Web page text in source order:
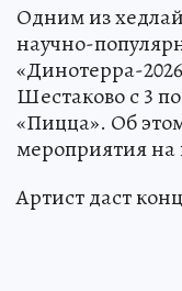
Одним из
научно-
«Динотерра-
Шестаково с 3
«Пицца». Об
мероприятия на
Артист даст